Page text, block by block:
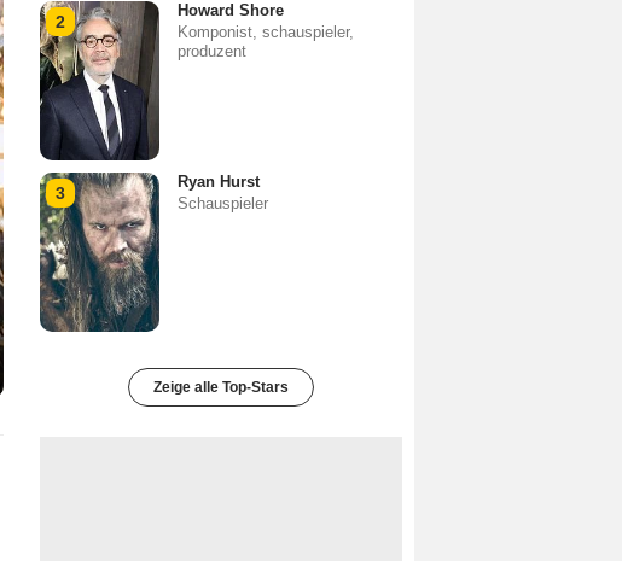
2
Howard Shore
Komponist, schauspieler,
produzent
3
Ryan Hurst
Schauspieler
Zeige alle Top-Stars